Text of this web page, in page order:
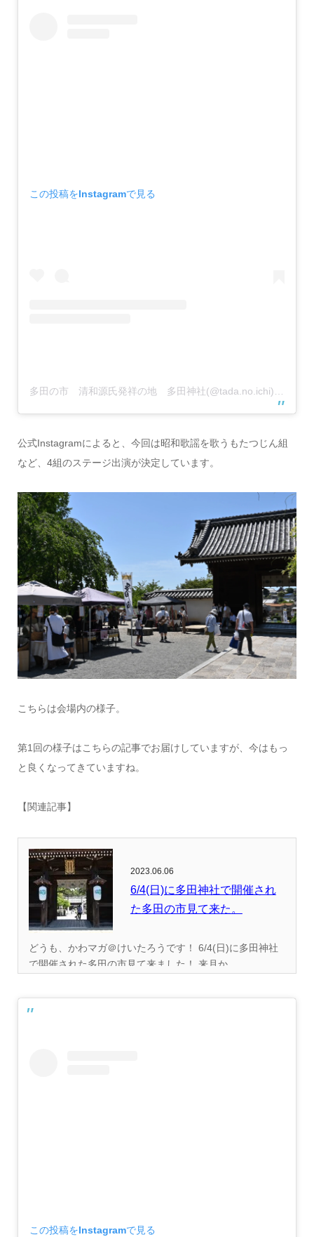
この投稿をInstagramで見る
多田の市 清和源氏発祥の地 多田神社(@tada.no.ichi)がシェアした投稿
公式Instagramによると、今回は昭和歌謡を歌うもたつじん組
など、4組のステージ出演が決定しています。
こちらは会場内の様子。
第1回の様子はこちらの記事でお届けしていますが、今はもっ
と良くなってきていますね。
【関連記事】
2023.06.06
6/4(日)に多田神社で開催され
た多田の市見て来た。
どうも、かわマガ＠けいたろうです！ 6/4(日)に多田神社
で開催された多田の市見て来ました！ 来月か...
この投稿をInstagramで見る